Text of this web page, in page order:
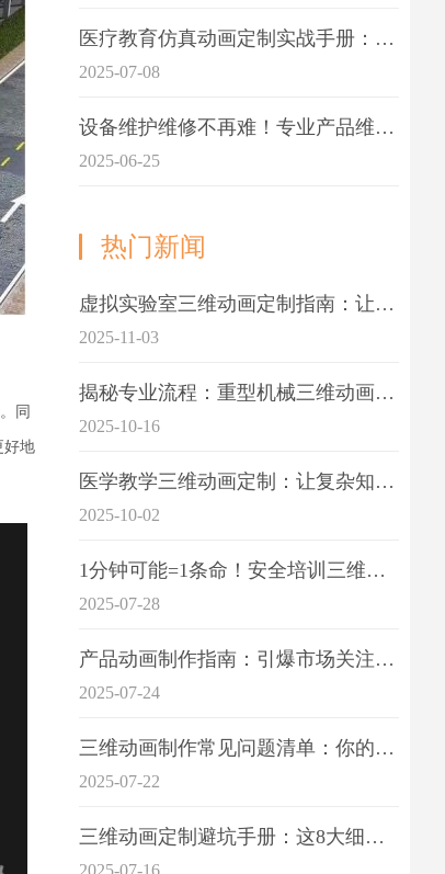
同
好地
医疗教育仿真动画定制实战手册：解决传统教学的7大痛点
2025-07-08
设备维护维修不再难！专业产品维护三维动画演示定制指南
2025-06-25
热门新闻
虚拟实验室三维动画定制指南：让科学教学更生动
2025-11-03
揭秘专业流程：重型机械三维动画制作的5大关键步骤
2025-10-16
医学教学三维动画定制：让复杂知识一目了
2025-10-02
1分钟可能=1条命！安全培训三维动画制作成本效益深度拆解
2025-07-28
产品动画制作指南：引爆市场关注的视觉引擎
2025-07-24
三维动画制作常见问题清单：你的项目是否踩中这6大技术雷区？
2025-07-22
三维动画定制避坑手册：这8大细节重点关注